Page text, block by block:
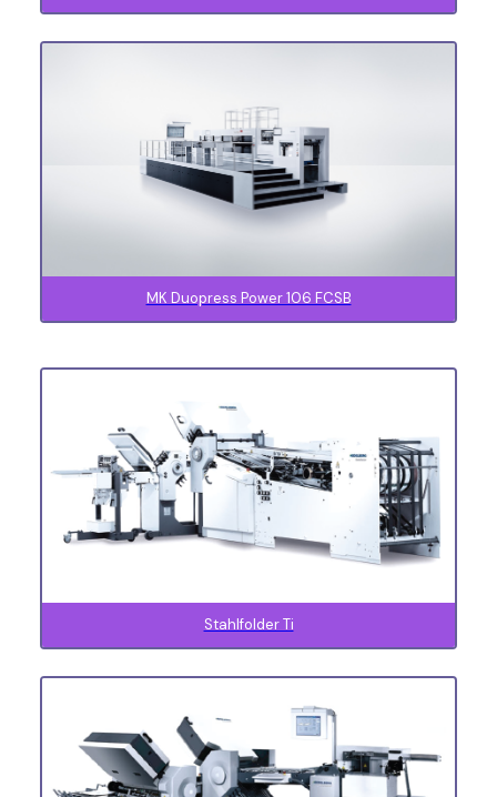
MK Duopress Power 106 FCSB
Stahlfolder Ti